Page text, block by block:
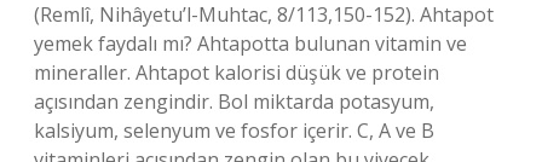
(Remlî, Nihâyetu’l-Muhtac, 8/113,150-152). Ahtapot
yemek faydalı mı? Ahtapotta bulunan vitamin ve
mineraller. Ahtapot kalorisi düşük ve protein
açısından zengindir. Bol miktarda potasyum,
kalsiyum, selenyum ve fosfor içerir. C, A ve B